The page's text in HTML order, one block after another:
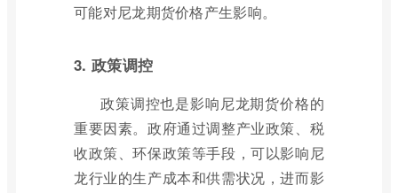
可能对尼龙期货价格产生影响。
3. 政策调控
政策调控也是影响尼龙期货价格的
重要因素。政府通过调整产业政策、税
收政策、环保政策等手段，可以影响尼
龙行业的生产成本和供需状况，进而影